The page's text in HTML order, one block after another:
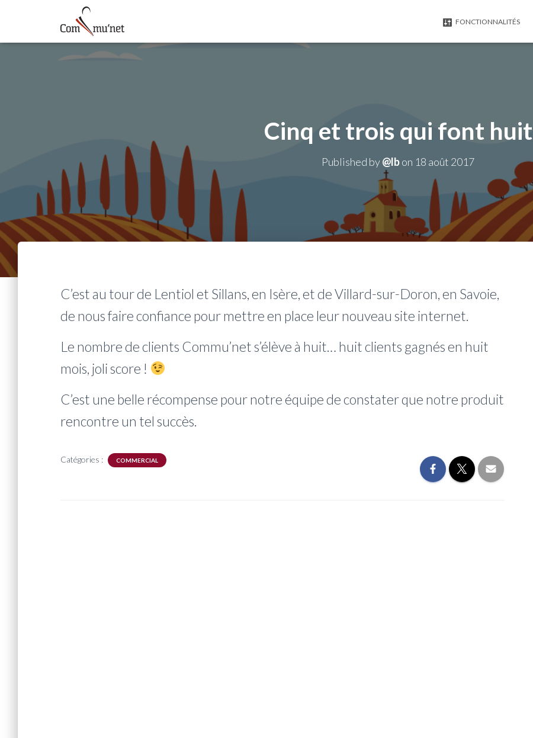
FONCTIONNALITÉS
Cinq et trois qui font huit
Published by@lbon 18 août 2017
C’est au tour de Lentiol et Sillans, en Isère, et de Villard-sur-Doron, en Savoie,
de nous faire confiance pour mettre en place leur nouveau site internet.
Le nombre de clients Commu’net s’élève à huit… huit clients gagnés en huit
mois, joli score !
C’est une belle récompense pour notre équipe de constater que notre produit
rencontre un tel succès.
Catégories : COMMERCIAL